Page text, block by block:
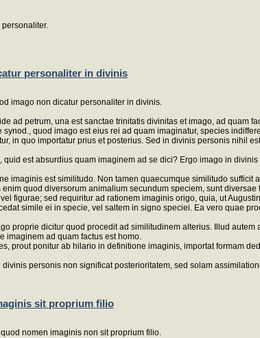
personaliter in divinis
imago non dicatur personaliter in divinis.
ad petrum, una est sanctae trinitatis divinitas et imago, ad quam
quod imago est eius rei ad quam imaginatur, species
in quo importatur prius et posterius. Sed in divinis personis nihil
quid est absurdius quam imaginem ad se dici? Ergo imago in
imaginis est similitudo. Non tamen quaecumque similitudo
quod diversorum animalium secundum speciem, sunt
figurae; sed requiritur ad rationem imaginis origo, quia, ut
simile ei in specie, vel saltem in signo speciei. Ea vero quae
proprie dicitur quod procedit ad similitudinem alterius. Illud
imaginem ad quam factus est homo.
prout ponitur ab hilario in definitione imaginis, importat formam
personis non significat posterioritatem, sed solam
sit proprium filio
nomen imaginis non sit proprium filio.